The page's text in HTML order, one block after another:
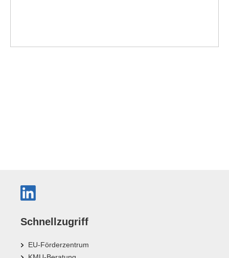
Schnellzugriff
EU-Förderzentrum